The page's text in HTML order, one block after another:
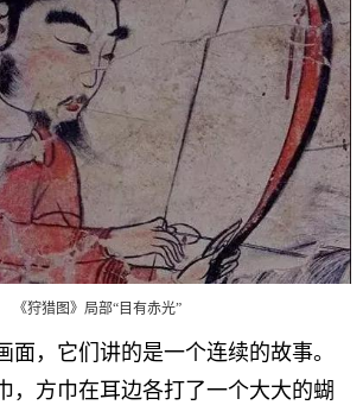
《狩猎图》局部“目有赤光”
，它们讲的是一个连续的故事。
，方巾在耳边各打了一个大大的蝴